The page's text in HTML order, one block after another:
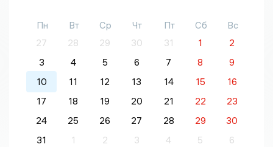
Пн Вт Ср Чт Пт Сб
Вс
27
28 29 30 31 1
2
3
4 5 6 7 8
9
10
11 12 13 14 15
16
17
18 19 20 21 22
23
24
25 26 27 28 29
30
31
1 2 3 4 5 6